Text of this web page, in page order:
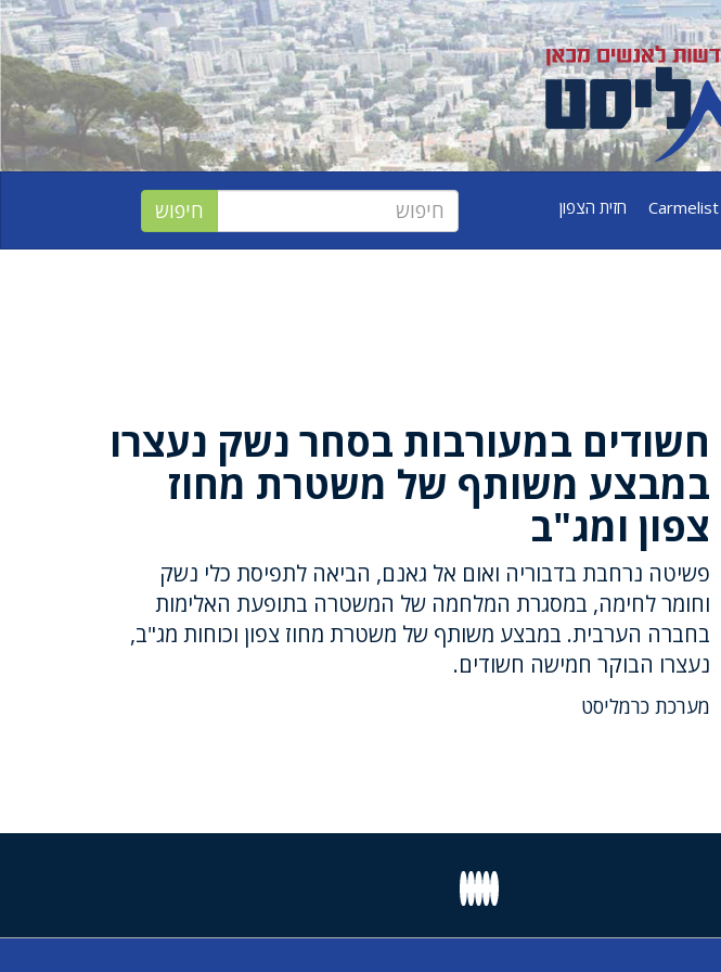
חזית הצפון
חשודים במעורבות בסחר נשק נעצרו
במבצע משותף של משטרת מחוז
צפון ומג"ב
פשיטה נרחבת בדבוריה ואום אל גאנם, הביאה לתפיסת כלי נשק
וחומר לחימה, במסגרת המלחמה של המשטרה בתופעת האלימות
בחברה הערבית. במבצע משותף של משטרת מחוז צפון וכוחות מג"ב,
נעצרו הבוקר חמישה חשודים.
מערכת כרמליסט